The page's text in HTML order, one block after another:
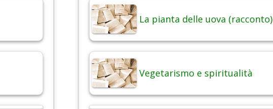
La pianta delle uova (racconto)
Vegetarismo e spiritualità